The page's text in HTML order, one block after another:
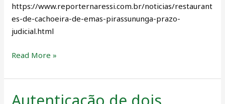
https://www.reporternaressi.com.br/noticias/restaurant
es-de-cachoeira-de-emas-pirassununga-prazo-
judicial.html
Read More »
Autenticação